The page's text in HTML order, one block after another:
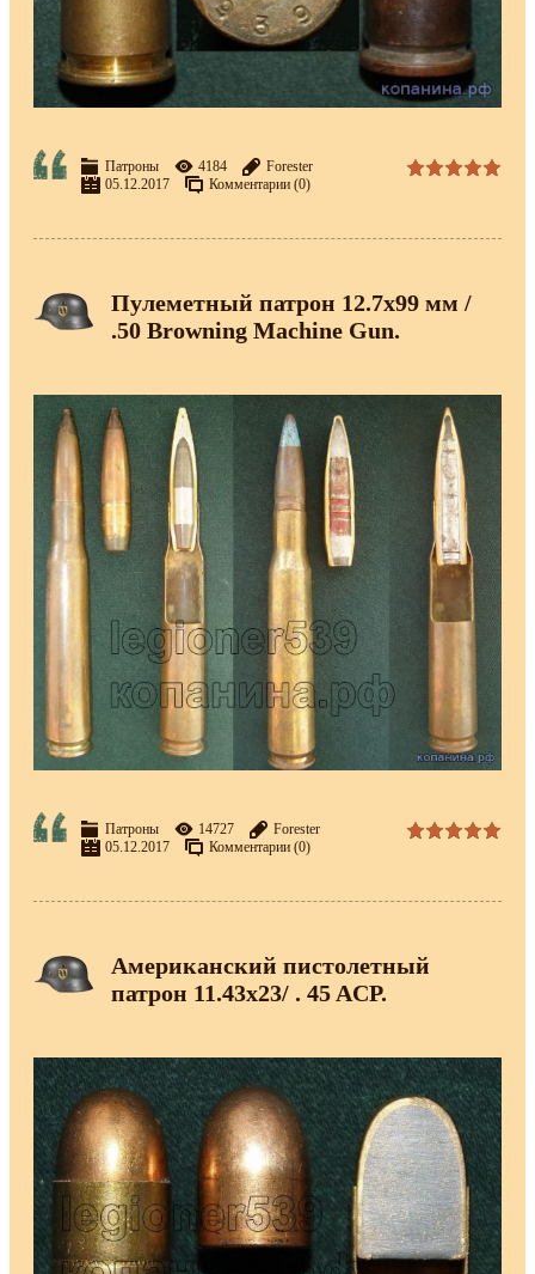
Патроны 4184
Forester
05.12.2017
Комментарии (0)
Пулеметный патрон 12.7х99 мм /
.50 Browning Machine Gun.
Патроны 14727
Forester
05.12.2017
Комментарии (0)
Американский пистолетный
патрон 11.43x23/ . 45 ACP.